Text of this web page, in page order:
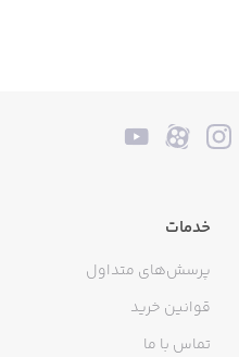
خدمات
پرسش‌های متداول
قوانین خرید
تماس با ما